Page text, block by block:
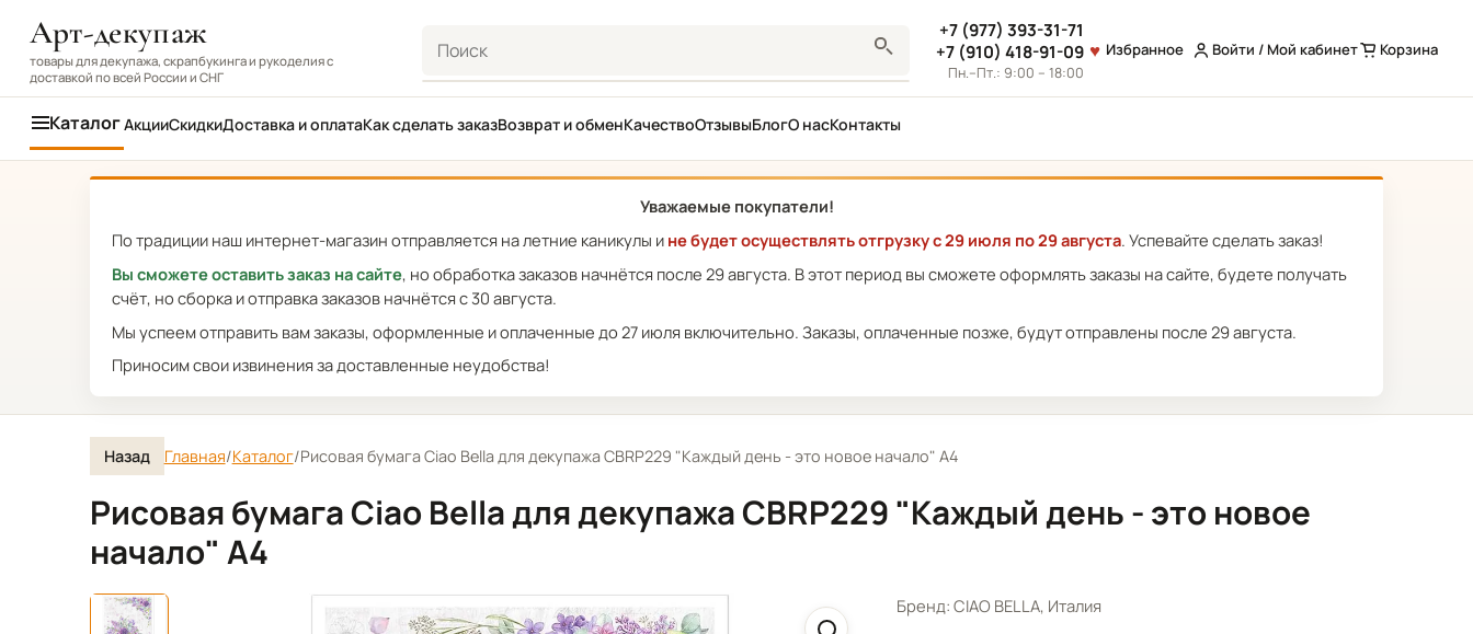
Арт-декупаж
товары для декупажа, скрапбукинга и рукоделия с
доставкой по всей России и СНГ
+7 (977) 393-31-71
+7 (910) 418-91-09
Пн.–Пт.: 9:00 – 18:00
Избранное Войти / Мой кабинет Корзина
КаталогАкцииСкидкиДоставка и оплатаКак сделать заказВозврат и обменКачествоОтзывыБлогО насКонтакты
Уважаемые покупатели!
По традиции наш интернет-магазин отправляется на летние каникулы и не будет осуществлять отгрузку с 29 июля по 29 августа. Успевайте сделать заказ!
Вы сможете оставить заказ на сайте, но обработка заказов начнётся после 29 августа. В этот период вы сможете оформлять заказы на сайте, будете получать
счёт, но сборка и отправка заказов начнётся с 30 августа.
Мы успеем отправить вам заказы, оформленные и оплаченные до 27 июля включительно. Заказы, оплаченные позже, будут отправлены после 29 августа.
Приносим свои извинения за доставленные неудобства!
Назад Главная/Каталог/Рисовая бумага Ciao Bella для декупажа CBRP229 "Каждый день - это новое начало" А4
Рисовая бумага Ciao Bella для декупажа CBRP229 "Каждый день - это новое
начало" А4
Бренд: CIAO BELLA, Италия